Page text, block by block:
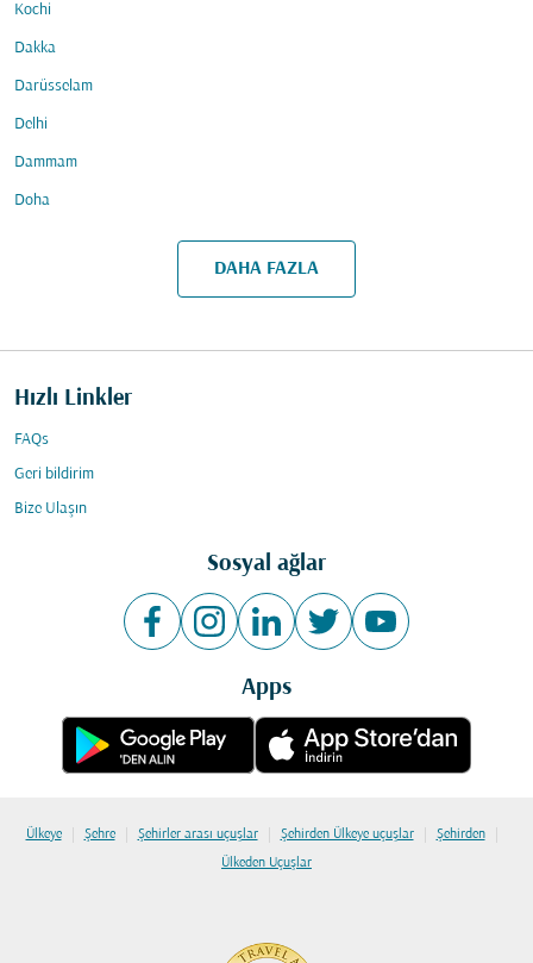
Kochi
Dakka
Darüsselam
Delhi
Dammam
Doha
DAHA FAZLA
Hızlı Linkler
FAQs
Geri bildirim
Bize Ulaşın
Sosyal ağlar
Apps
Ülkeye | Şehre | Şehirler arası uçuşlar | Şehirden Ülkeye uçuşlar | Şehirden |
Ülkeden Uçuşlar